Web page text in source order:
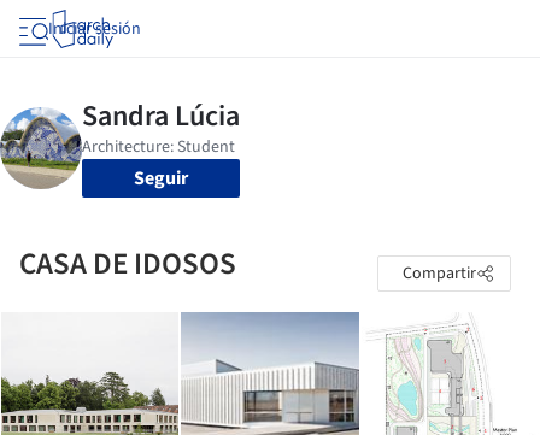
Iniciar sesión
Seguir
CASA DE IDOSOS Compartir